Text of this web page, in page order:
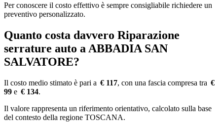
Per conoscere il costo effettivo è sempre consigliabile richiedere un
preventivo personalizzato.
Quanto costa davvero Riparazione
serrature auto a ABBADIA SAN
SALVATORE?
Il costo medio stimato è pari a € 117, con una fascia compresa tra €
99 e € 134.
Il valore rappresenta un riferimento orientativo, calcolato sulla base
del contesto della regione TOSCANA.